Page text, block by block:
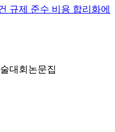
규제 준수 비용 합리화에
대회논문집